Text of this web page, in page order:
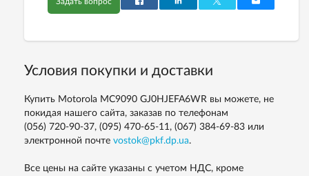
Условия покупки и доставки
Купить Motorola MC9090 GJ0HJEFA6WR вы можете, не
покидая нашего сайта, заказав по телефонам
(056) 720-90-37, (095) 470-65-11, (067) 384-69-83 или
электронной почте vostok@pkf.dp.ua.
Все цены на сайте указаны с учетом НДС, кроме